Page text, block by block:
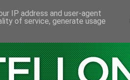
IP address and user-agent
of service, generate usage